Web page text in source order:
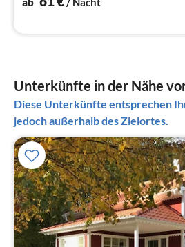
Unterkünfte in der Nähe
Diese Unterkünfte entsprechen
jedoch außerhalb des Zielortes.